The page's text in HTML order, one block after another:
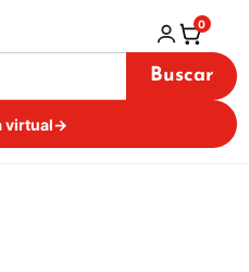
Buscar
virtual→
0